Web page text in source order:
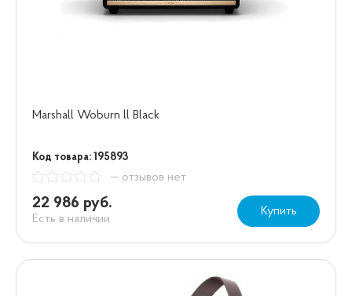
Marshall Woburn ll Black
Код товара: 195893
— отзывов нет
22 986 руб.
Есть в наличии
Купить